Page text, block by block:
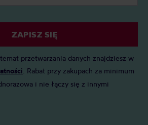
ZAPISZ SIĘ
przetwarzania danych znajdziesz w
. Rabat przy zakupach za minimum
i nie łączy się z innymi